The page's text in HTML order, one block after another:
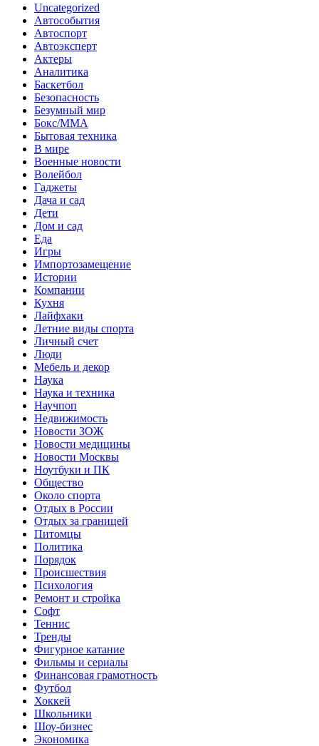
Uncategorized
Автособытия
Автоспорт
Автоэксперт
Актеры
Аналитика
Баскетбол
Безопасность
Безумный мир
Бокс/MMA
Бытовая техника
В мире
Военные новости
Волейбол
Гаджеты
Дача и сад
Дети
Дом и сад
Еда
Игры
Импортозамещение
Истории
Компании
Кухня
Лайфхаки
Летние виды спорта
Личный счет
Люди
Мебель и декор
Наука
Наука и техника
Научпоп
Недвижимость
Новости ЗОЖ
Новости медицины
Новости Москвы
Ноутбуки и ПК
Общество
Около спорта
Отдых в России
Отдых за границей
Питомцы
Политика
Порядок
Происшествия
Психология
Ремонт и стройка
Софт
Теннис
Тренды
Фигурное катание
Фильмы и сериалы
Финансовая грамотность
Футбол
Хоккей
Школьники
Шоу-бизнес
Экономика